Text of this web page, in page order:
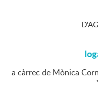
D'
a càrrec de Mònica